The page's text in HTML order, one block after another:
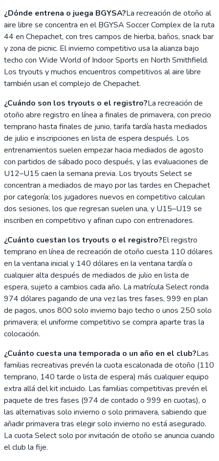
¿Dónde entrena o juega BGYSA?La recreación de otoño al
aire libre se concentra en el BGYSA Soccer Complex de la ruta
44 en Chepachet, con tres campos de hierba, baños, snack bar
y zona de picnic. El invierno competitivo usa la alianza bajo
techo con Wide World of Indoor Sports en North Smithfield.
Los tryouts y muchos encuentros competitivos al aire libre
también usan el complejo de Chepachet.
¿Cuándo son los tryouts o el registro?La recreación de
otoño abre registro en línea a finales de primavera, con precio
temprano hasta finales de junio, tarifa tardía hasta mediados
de julio e inscripciones en lista de espera después. Los
entrenamientos suelen empezar hacia mediados de agosto
con partidos de sábado poco después, y las evaluaciones de
U12–U15 caen la semana previa. Los tryouts Select se
concentran a mediados de mayo por las tardes en Chepachet
por categoría; los jugadores nuevos en competitivo calculan
dos sesiones, los que regresan suelen una, y U15–U19 se
inscriben en competitivo y afinan cupo con entrenadores.
¿Cuánto cuestan los tryouts o el registro?El registro
temprano en línea de recreación de otoño cuesta 110 dólares
en la ventana inicial y 140 dólares en la ventana tardía o
cualquier alta después de mediados de julio en lista de
espera, sujeto a cambios cada año. La matrícula Select ronda
974 dólares pagando de una vez las tres fases, 999 en plan
de pagos, unos 800 solo invierno bajo techo o unos 250 solo
primavera; el uniforme competitivo se compra aparte tras la
colocación.
¿Cuánto cuesta una temporada o un año en el club?Las
familias recreativas prevén la cuota escalonada de otoño (110
temprano, 140 tarde o lista de espera) más cualquier equipo
extra allá del kit incluido. Las familias competitivas prevén el
paquete de tres fases (974 de contado o 999 en cuotas), o
las alternativas solo invierno o solo primavera, sabiendo que
añadir primavera tras elegir solo invierno no está asegurado.
La cuota Select solo por invitación de otoño se anuncia cuando
el club la fije.